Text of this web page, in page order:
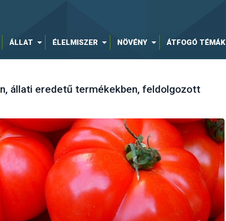
ÁLLAT ÉLELMISZER NÖVÉNY ÁTFOGÓ TÉMÁK
állati eredetű termékekben, feldolgozott